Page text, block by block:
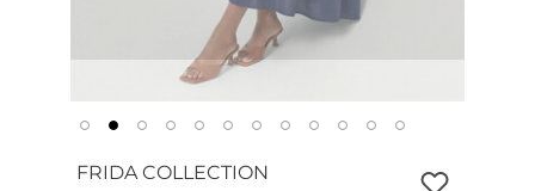
FRIDA COLLECTION